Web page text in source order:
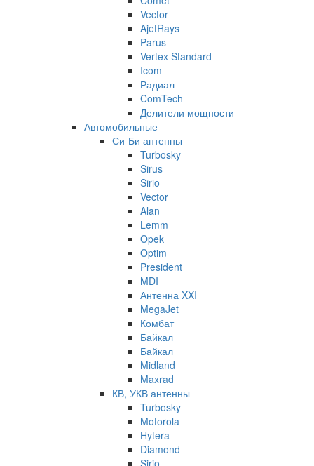
Vector
AjetRays
Parus
Vertex Standard
Icom
Радиал
ComTech
Делители мощности
Автомобильные
Си-Би антенны
Turbosky
Sirus
Sirio
Vector
Alan
Lemm
Opek
Optim
President
MDI
Антенна XXI
MegaJet
Комбат
Байкал
Байкал
Midland
Maxrad
КВ, УКВ антенны
Turbosky
Motorola
Hytera
Diamond
Sirio